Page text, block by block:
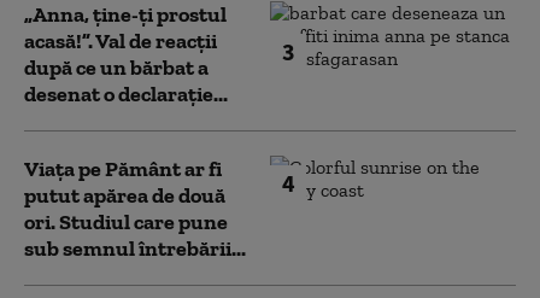
3
„Anna, ţine-ţi prostul
acasă!”. Val de reacții
după ce un bărbat a
desenat o declarație...
4
Viața pe Pământ ar fi
putut apărea de două
ori. Studiul care pune
sub semnul întrebării...